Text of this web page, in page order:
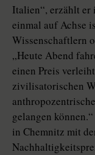
Italien“, erzählt er
einmal auf Achse
Wissenschaftlern
„Heute Abend
einen Preis
zivilisatorischen
gelangen
in Chemnitz mit